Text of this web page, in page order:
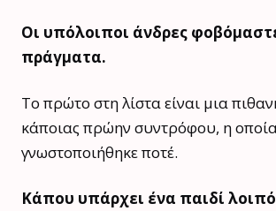
Οι υπόλοιποι άνδρες
πράγματα.
Το πρώτο στη λίστα είναι μια
κάποιας πρώην συντρόφου, η
γνωστοποιήθηκε ποτέ.
Κάπου υπάρχει ένα παιδί